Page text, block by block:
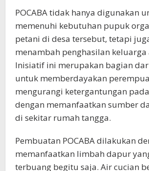
POCABA tidak hanya digunakan
memenuhi kebutuhan pupuk
petani di desa tersebut, tetapi
menambah penghasilan keluarga
Inisiatif ini merupakan bagian
untuk memberdayakan
mengurangi ketergantungan
dengan memanfaatkan sumber
di sekitar rumah tangga.
Pembuatan POCABA dilakukan
memanfaatkan limbah dapur
terbuang begitu saja. Air cucian